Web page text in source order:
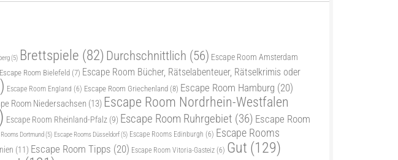
(5) Brettspiele (82) Durchschnittlich (56) Escape Room Amsterdam
Escape Room Bielefeld (7) Escape Room Bücher, Rätselabenteuer, Rätselkrimis oder
Escape Room England (6) Escape Room Griechenland (8) Escape Room Hamburg (20)
Room Niedersachsen (13) Escape Room Nordrhein-Westfalen
Escape Room Rheinland-Pfalz (9) Escape Room Ruhrgebiet (36) Escape Room
Dortmund(5) Escape Rooms Düsseldorf(5) Escape Rooms Edinburgh (6) Escape Rooms
(11) Escape Room Tipps (20) Escape Room Vitoria-Gasteiz (6) Gut (129)